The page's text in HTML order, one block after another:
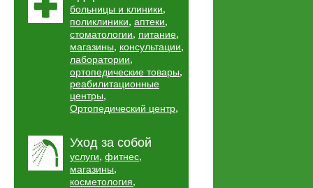
больницы и клиники,
поликлиники, аптеки,
стоматологии, питание,
магазины, консультации,
лаборатории,
ортопедические товары,
реабилитационные
центры,
Ортопедический центр,
Уход за собой
услуги, фитнес,
магазины,
косметология,